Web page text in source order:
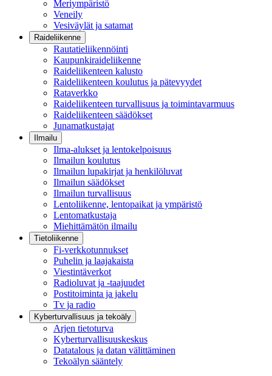
Meriympäristö
Veneily
Vesiväylät ja satamat
Raideliikenne
Rautatieliikennöinti
Kaupunkiraideliikenne
Raideliikenteen kalusto
Raideliikenteen koulutus ja pätevyydet
Rataverkko
Raideliikenteen turvallisuus ja toimintavarmuus
Raideliikenteen säädökset
Junamatkustajat
Ilmailu
Ilma-alukset ja lentokelpoisuus
Ilmailun koulutus
Ilmailun lupakirjat ja henkilöluvat
Ilmailun säädökset
Ilmailun turvallisuus
Lentoliikenne, lentopaikat ja ympäristö
Lentomatkustaja
Miehittämätön ilmailu
Tietoliikenne
Fi-verkkotunnukset
Puhelin ja laajakaista
Viestintäverkot
Radioluvat ja -taajuudet
Postitoiminta ja jakelu
Tv ja radio
Kyberturvallisuus ja tekoäly
Arjen tietoturva
Kyberturvallisuuskeskus
Datatalous ja datan välittäminen
Tekoälyn sääntely